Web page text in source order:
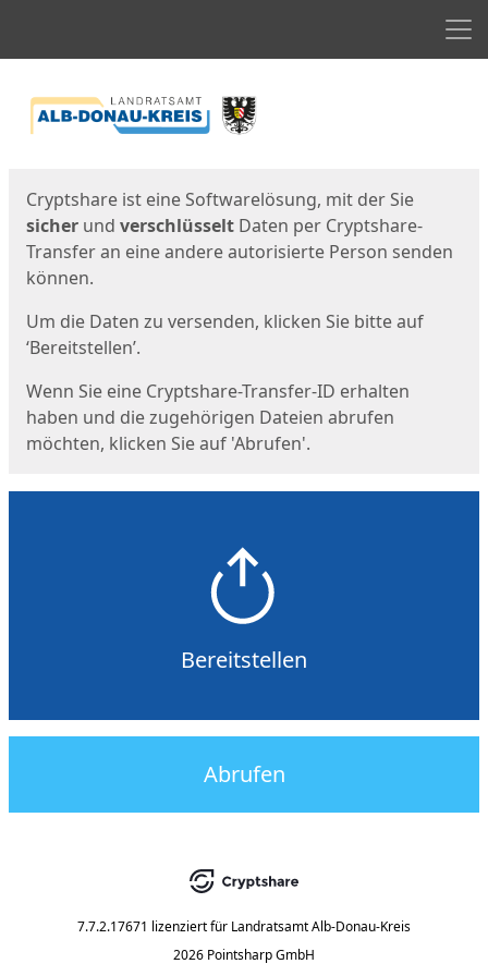
Cryptshare ist eine Softwarelösung, mit der Sie
sicher und verschlüsselt Daten per Cryptshare-
Transfer an eine andere autorisierte Person senden
können.
Um die Daten zu versenden, klicken Sie bitte auf
‘Bereitstellen’.
Wenn Sie eine Cryptshare-Transfer-ID erhalten
haben und die zugehörigen Dateien abrufen
möchten, klicken Sie auf 'Abrufen'.
Bereitstellen
Abrufen
7.7.2.17671 lizenziert für Landratsamt Alb-Donau-Kreis
2026 Pointsharp GmbH